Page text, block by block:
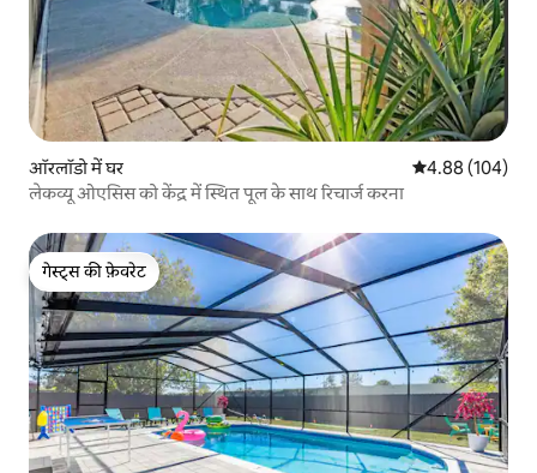
ऑरलॉडो में घर औसत रेटिंग 5 में से
4.88 (104)
लेकव्यू ओएसिस को केंद्र में स्थित पूल के साथ रिचार्ज करना
गेस्ट्स की फ़ेवरेट
गेस्ट्स की फ़ेवरेट